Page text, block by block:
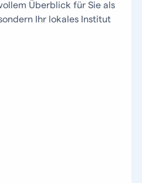
Überblick für Sie als
Ihr lokales Institut